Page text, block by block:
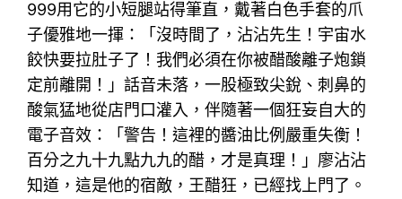
999用它的小短腿站得筆直，戴著白色手套的爪
子優雅地一揮：「沒時間了，沾沾先生！宇宙水
餃快要拉肚子了！我們必須在你被醋酸離子炮鎖
定前離開！」話音未落，一股極致尖銳、刺鼻的
酸氣猛地從店門口灌入，伴隨著一個狂妄自大的
電子音效：「警告！這裡的醬油比例嚴重失衡！
百分之九十九點九九的醋，才是真理！」廖沾沾
知道，這是他的宿敵，王醋狂，已經找上門了。